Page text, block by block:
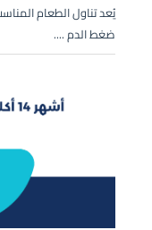
يُعد تناول الطعام
ضغط الدم ....